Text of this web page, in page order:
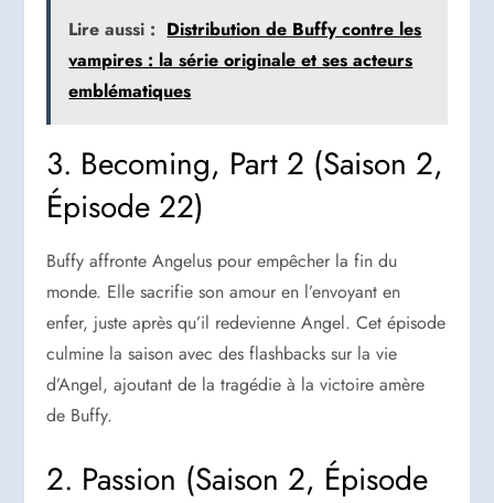
Lire aussi : Distribution de Buffy contre les
vampires : la série originale et ses acteurs
emblématiques
3. Becoming, Part 2 (Saison 2,
Épisode 22)
Buffy affronte Angelus pour empêcher la fin du
monde. Elle sacrifie son amour en l’envoyant en
enfer, juste après qu’il redevienne Angel. Cet épisode
culmine la saison avec des flashbacks sur la vie
d’Angel, ajoutant de la tragédie à la victoire amère
de Buffy.
2. Passion (Saison 2, Épisode